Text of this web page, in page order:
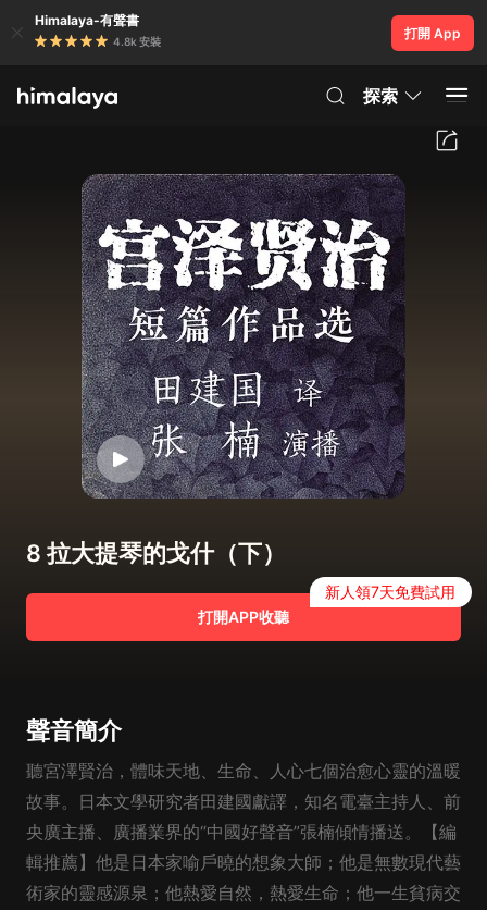
Himalaya-有聲書
4.8k 安裝
打開 App
探索
8 拉大提琴的戈什（下）
打開APP收聽
新人領7天免費試用
聲音簡介
聽宮澤賢治，體味天地、生命、人心七個治愈心靈的溫暖
故事。日本文學研究者田建國獻譯，知名電臺主持人、前
央廣主播、廣播業界的“中國好聲音”張楠傾情播送。【編
輯推薦】他是日本家喻戶曉的想象大師；他是無數現代藝
術家的靈感源泉；他熱愛自然，熱愛生命；他一生貧病交